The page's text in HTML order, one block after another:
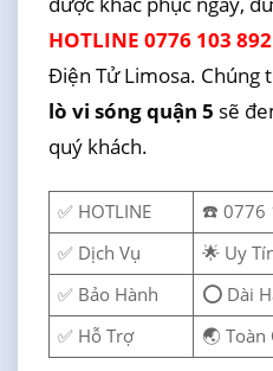
HOTLINE 0776 103 892
Điện Tử Limosa. Chúng
lò vi sóng quận 5 sẽ
quý khách.
✅ HOTLINE
☎️ 0776
✅ Dịch Vụ
🌟 Uy
✅ Bảo Hành
⭕ Dài
✅ Hỗ Trợ
🌏 Toàn